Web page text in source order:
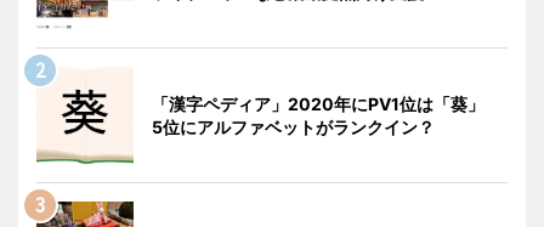
「漢字ペディア」2020年にPV1位は「葵」
5位にアルファベットがランクイン？